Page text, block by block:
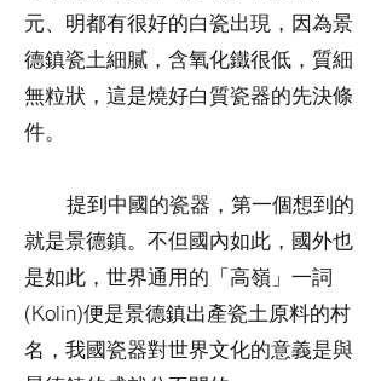
元、明都有很好的白瓷出現，因為景
德鎮瓷土細膩，含氧化鐵很低，質細
無粒狀，這是燒好白質瓷器的先決條
件。
提到中國的瓷器，第一個想到的
就是景德鎮。不但國內如此，國外也
是如此，世界通用的「高嶺」一詞
(Kolin)便是景德鎮出產瓷土原料的村
名，我國瓷器對世界文化的意義是與